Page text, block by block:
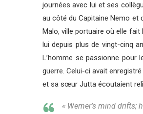
journées avec lui et ses
au côté du Capitaine Nemo et
Malo, ville portuaire où elle fait
lui depuis plus de vingt-cinq
L’homme se passionne pour
guerre. Celui-ci avait
et sa sœur Jutta écoutaient
« Werner’s mind